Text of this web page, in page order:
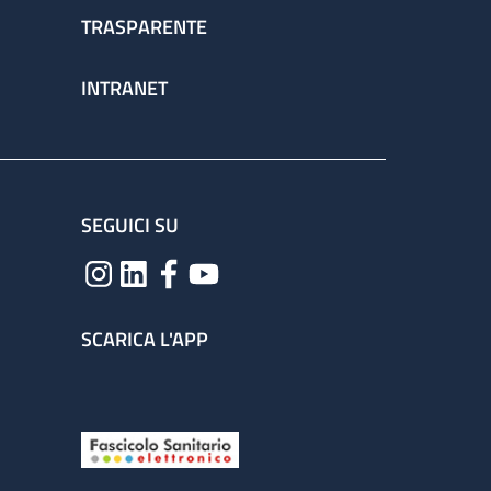
TRASPARENTE
INTRANET
SEGUICI SU
SCARICA L'APP